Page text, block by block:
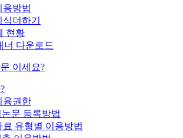
용방법
더하기
현황
너 다운로드
이세요?
용권한
문 등록방법
료 유형별 이용방법